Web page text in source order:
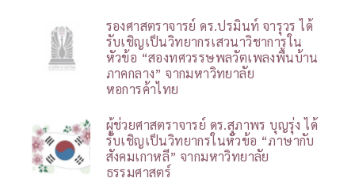
รองศาสตราจารย์ ดร.ปรมินท์ จารุวร ได้
รับเชิญเป็นวิทยากรเสวนาวิชาการใน
หัวข้อ “สองทศวรรษพลวัตเพลงพื้นบ้าน
ภาคกลาง” จากมหาวิทยาลัย
หอการค้าไทย
ผู้ช่วยศาสตราจารย์ ดร.สุภาพร บุญรุ่ง ได้
รับเชิญเป็นวิทยากรในหัวข้อ “ภาษากับ
สังคมเกาหลี” จากมหาวิทยาลัย
ธรรมศาสตร์